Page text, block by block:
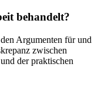
behandelt?
Argumenten für und
zwischen
der praktischen